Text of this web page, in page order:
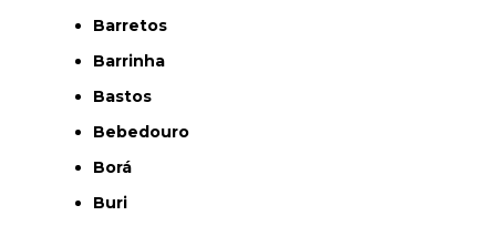
Barretos
Barrinha
Bastos
Bebedouro
Borá
Buri